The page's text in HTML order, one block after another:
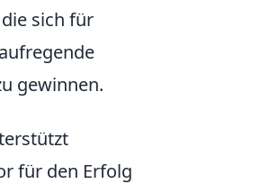
sich für
gewinnen.
für den Erfolg